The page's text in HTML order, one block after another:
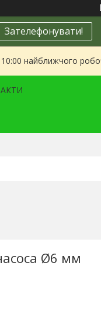
Зателефонувати!
найближчого
Ø6 мм